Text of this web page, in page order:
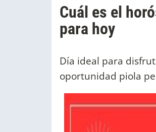
Cuál es el
para hoy
Día ideal para
oportunidad piola